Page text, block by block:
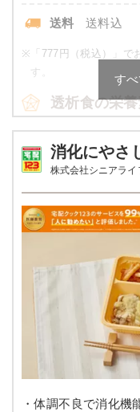
例
カリフラワーの
キャベツと干し
栄養素
エネルギー：589kcal
質：17.8g、炭水化
738mg、カリウム：
塩相当量：1.9g
※メニューの補足
ご飯セットの栄養素
その栄養価のため、
ーではないのでご注
送料 送料込
※ 「777円（税込）」
す。
透析食の栄
品数
カロリー
塩分
-
-
カリウム
す
消化にやさ
株式会社シニアライ
・体調不良で消化機